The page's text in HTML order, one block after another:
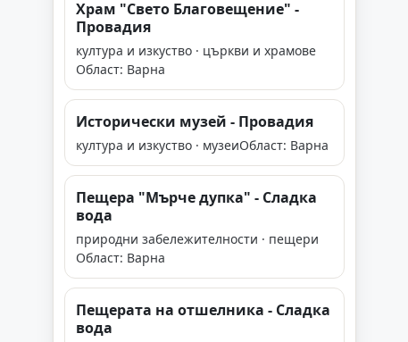
Храм "Свето Благовещение" -
Провадия
култура и изкуство · църкви и храмове
Област: Варна
Исторически музей - Провадия
култура и изкуство · музеиОбласт: Варна
Пещера "Мърче дупка" - Сладка
вода
природни забележителности · пещери
Област: Варна
Пещерата на отшелника - Сладка
вода